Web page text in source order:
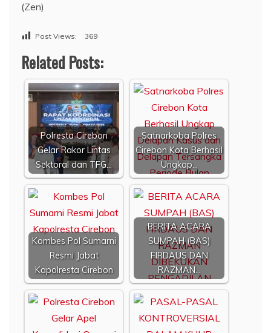
(Zen)
Post Views: 369
Related Posts:
Polresta Cirebon
Gelar Rakor Lintas
Sektoral dan TFG…
Satnarkoba Polres
Cirebon Kota Berhasil
Ungkap…
Kombes Pol Sumarni
Resmi Jabat
Kapolresta Cirebon
BERITA ACARA
SUMPAH (BAS)
FIRDAUS DAN
RAZMAN…